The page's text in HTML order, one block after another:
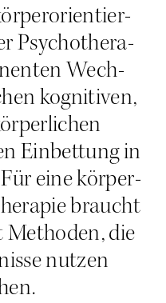
Psy­cho­the­ra­
Wech­
kogni­ti­ven,
Ein­bet­tung in
eine kör­per­
braucht
Metho­den, die
nut­zen